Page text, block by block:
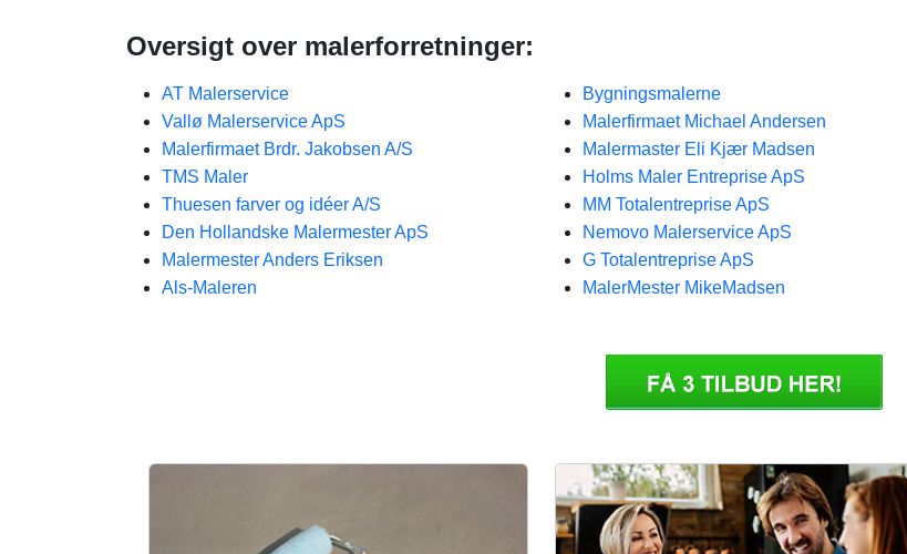
Oversigt over malerforretninger:
AT Malerservice
Vallø Malerservice ApS
Malerfirmaet Brdr. Jakobsen A/S
TMS Maler
Thuesen farver og idéer A/S
Den Hollandske Malermester ApS
Malermester Anders Eriksen
Als-Maleren
Bygningsmalerne
Malerfirmaet Michael Andersen
Malermaster Eli Kjær Madsen
Holms Maler Entreprise ApS
MM Totalentreprise ApS
Nemovo Malerservice ApS
G Totalentreprise ApS
MalerMester MikeMadsen